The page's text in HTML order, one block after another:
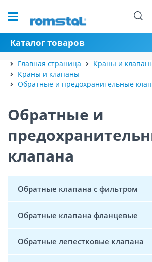
Каталог товаров
Главная страница
Краны и
Краны и клапаны
Обратные и предохранительные
Обратные и
клапана
Обратные клапана с фильтром
Обратные клапана фланцевые
Обратные лепестковые клапана